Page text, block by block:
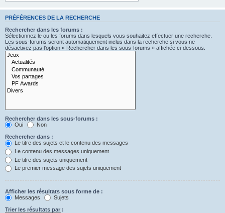
PRÉFÉRENCES DE LA RECHERCHE
Rechercher dans les forums :
Sélectionnez le ou les forums dans lesquels vous souhaitez effectuer une recherche.
Les sous-forums seront automatiquement inclus dans la recherche si vous ne
désactivez pas l’option « Rechercher dans les sous-forums » affichée ci-dessous.
Rechercher dans les sous-forums :
Oui
Non
Rechercher dans :
Le titre des sujets et le contenu des messages
Le contenu des messages uniquement
Le titre des sujets uniquement
Le premier message des sujets uniquement
Afficher les résultats sous forme de :
Messages
Sujets
Trier les résultats par :